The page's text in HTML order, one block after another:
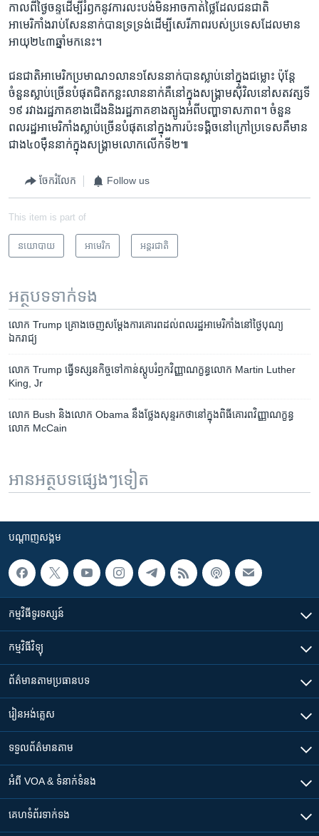
កាលពី​ថ្ងៃចន្ទ​ដើម្បី​រំឭក​នូវ​ការ​លះបង់​មិន​អាច​កាត់​ថ្លៃ​ដែល​ជន​ជាតិ​
អាមេរិកាំង​រាប់សែន​នាក់​បាន​ទ្រទ្រង់​ដើម្បី​សេរីភាព​របស់​ប្រទេស​ដែល​មាន​
អាយុ​២៤៣ឆ្នាំ​មក​នេះ។​
ជនជាតិ​អាមេរិក​ប្រមាណ​១លាន​១សែន​នាក់​បាន​ស្លាប់​នៅ​ក្នុង​ជម្លោះ​ ​ប៉ុន្តែ​
ចំនួន​ស្លាប់​ច្រើន​បំផុត​ជិត​កន្លះ​លាន​នាក់​គឺ​នៅ​ក្នុង​សង្គ្រាម​ស៊ីវិល​នៅ​សតវត្ស​ទី​
១៩ រវាង​រដ្ឋភាគ​ខាងជើង​និង​រដ្ឋ​ភាគខាង​ត្បូងអំពី​បញ្ហា​ទាសភាព។ ចំនួន​
ពលរដ្ឋ​អាមេរិកាំង​ស្លាប់​ច្រើន​បំផុតនៅ​ក្នុង​ការ​ប៉ះ​ទង្គិច​នៅក្រៅ​ប្រទេស​គឺមាន​
ជាង​៤០​ម៉ឺននាក់​ក្នុង​សង្គ្រាម​លោក​លើក​ទី​២៕
ចែករំលែក Follow us
This item is part of
នយោបាយ អាមេរិក​ អន្តរជាតិ
អត្ថបទ​ទាក់ទង
លោក Trump គ្រោង​ចេញ​សម្តែង​ការគោរព​ដល់​ពលរដ្ឋ​អាមេរិកាំង​នៅ​ថ្ងៃបុណ្យ​
ឯករាជ្យ
លោក Trump ធ្វើ​ទស្សនកិច្ច​ទៅ​កាន់​ស្តូប​រំឭក​វិញ្ញាណក្ខន្ធ​លោក Martin Luther
King, Jr
លោក Bush និង​លោក​ Obama នឹង​ថ្លែង​សុន្ទរកថា​នៅ​ក្នុងពិធី​គោរពវិញ្ញាណក្ខន្ធ​
លោក McCain
អានអត្ថបទផ្សេងៗទៀត
បណ្តាញ​សង្គម
កម្មវិធី​ទូរទស្សន៍
កម្មវិធី​វិទ្យុ
ព័ត៌មាន​តាមប្រធានបទ​
រៀន​​អង់គ្លេស
ទទួល​ព័ត៌មាន​តាម
អំពី​ VOA & ទំនាក់ទំនង
គេហទំព័រ​​ទាក់ទង